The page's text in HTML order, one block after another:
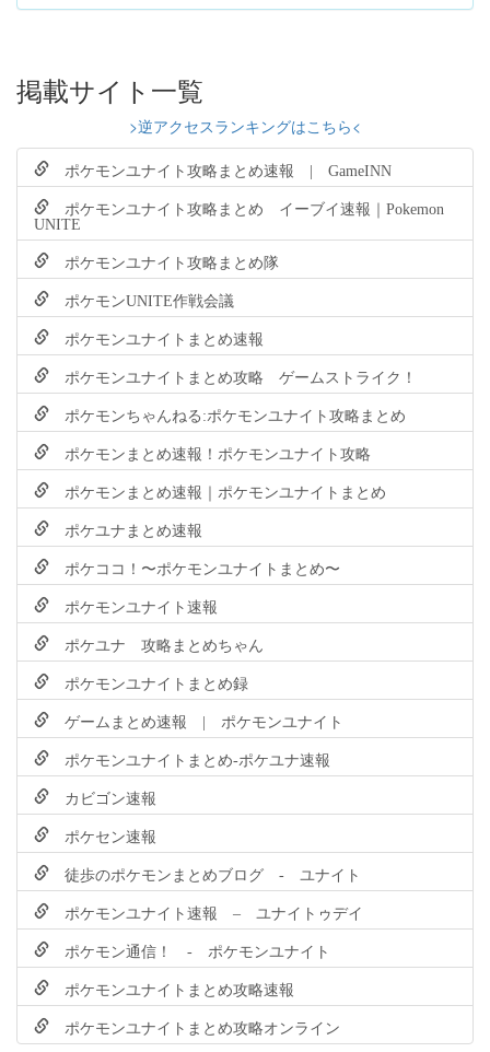
掲載サイト一覧
>逆アクセスランキングはこちら<
ポケモンユナイト攻略まとめ速報 | GameINN
ポケモンユナイト攻略まとめ イーブイ速報｜Pokemon
UNITE
ポケモンユナイト攻略まとめ隊
ポケモンUNITE作戦会議
ポケモンユナイトまとめ速報
ポケモンユナイトまとめ攻略 ゲームストライク！
ポケモンちゃんねる:ポケモンユナイト攻略まとめ
ポケモンまとめ速報！ポケモンユナイト攻略
ポケモンまとめ速報｜ポケモンユナイトまとめ
ポケユナまとめ速報
ポケココ！〜ポケモンユナイトまとめ〜
ポケモンユナイト速報
ポケユナ 攻略まとめちゃん
ポケモンユナイトまとめ録
ゲームまとめ速報 | ポケモンユナイト
ポケモンユナイトまとめ-ポケユナ速報
カビゴン速報
ポケセン速報
徒歩のポケモンまとめブログ - ユナイト
ポケモンユナイト速報 – ユナイトゥデイ
ポケモン通信！ - ポケモンユナイト
ポケモンユナイトまとめ攻略速報
ポケモンユナイトまとめ攻略オンライン